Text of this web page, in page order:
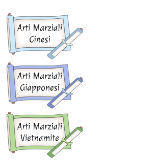
marziali
marziali
marziali